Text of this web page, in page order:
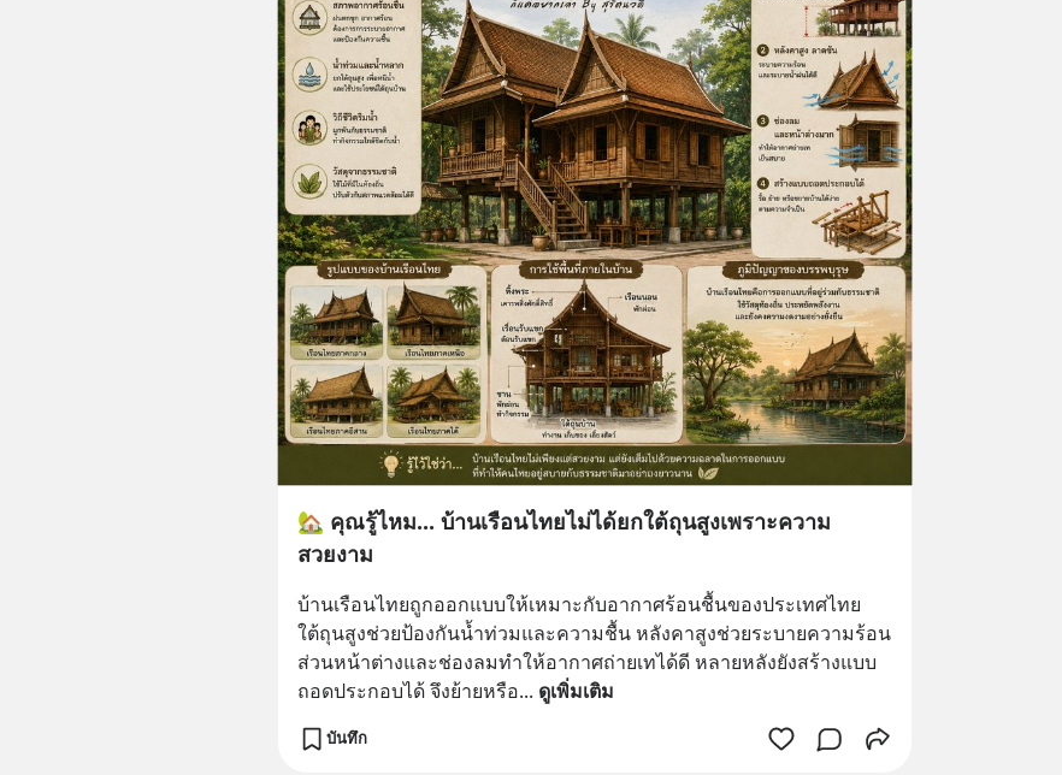
🏡 คุณรู้ไหม... บ้านเรือนไทยไม่ได้ยกใต้ถุนสูงเพราะความ
สวยงาม
บ้านเรือนไทยถูกออกแบบให้เหมาะกับอากาศร้อนชื้นของประเทศไทย
ใต้ถุนสูงช่วยป้องกันน้ำท่วมและความชื้น หลังคาสูงช่วยระบายความร้อน
ส่วนหน้าต่างและช่องลมทำให้อากาศถ่ายเทได้ดี หลายหลังยังสร้างแบบ
ถอดประกอบได้ จึงย้ายหรือ... ดูเพิ่มเติม
บันทึก